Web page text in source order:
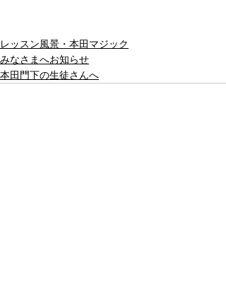
レッスン風景・本田マジック
みなさまへお知らせ
本田門下の生徒さんへ